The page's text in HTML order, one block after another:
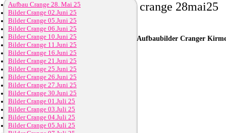
AufbaubilderCranger
Aufbau Crange 28. Mai 25
Bilder Crange 02.Juni 25
Bilder Crange 05.Juni 25
Bilder Crange 06.Juni 25
Bilder Crange 10.Juni 25
Bilder Crange 11.Juni 25
Bilder Crange 16.Juni 25
Bilder Crange 21.Juni 25
Bilder Crange 25.Juni 25
Bilder Crange 26.Juni 25
Bilder Crange 27.Juni 25
Bilder Crange 30.Juni 25
Bilder Crange 01.Juli 25
Bilder Crange 03.Juli 25
Bilder Crange 04.Juli 25
Bilder Crange 05.Juli 25